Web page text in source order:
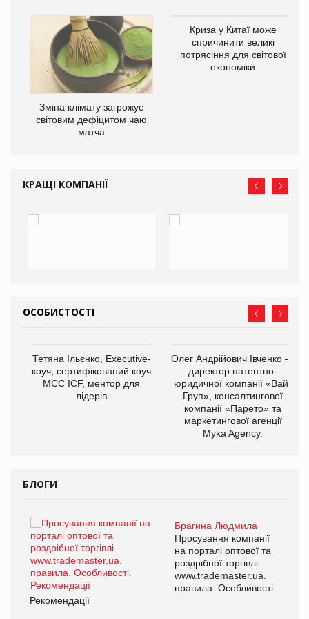
Зміна клімату загрожує
світовим дефіцитом чаю
матча
Криза у Китаї може
спричинити великі
потрясіння для світової
економіки
КРАЩІ КОМПАНІЇ
ОСОБИСТОСТІ
Тетяна Ільєнко, Executive-
коуч, сертифікований коуч
МСС ICF, ментор для
лідерів
Олег Андрійович Івченко —
директор патентно-
юридичної компанії «Вайз
Груп», консалтингової
компанії «Парето» та
маркетингової агенції
Myka Agency.
БЛОГИ
Брагина Людмила
Просування компанії
на порталі оптової та
роздрібної торгівлі
www.trademaster.ua.
правила. Особливості.
Рекомендації